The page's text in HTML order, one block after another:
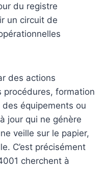
du registre
un circuit de
des actions
procédures, formation
équipements ou
jour qui ne génère
veille sur le papier,
C’est précisément
cherchent à